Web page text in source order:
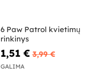
6 Paw Patrol kvietimų
rinkinys
1,51 € 3,99 €
GALIMA